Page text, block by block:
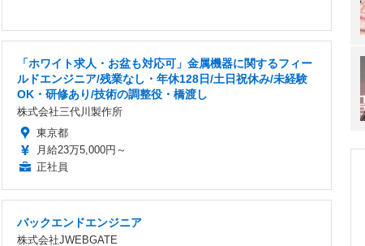
「ホワイト求人・お盆も対応可」金属機器に関するフィー
ルドエンジニア/残業なし・年休128日/土日祝休み/未経験
OK・研修あり/技術の調整役・橋渡し
株式会社三代川製作所
東京都
月給23万5,000円～
正社員
バックエンドエンジニア
株式会社JWEBGATE